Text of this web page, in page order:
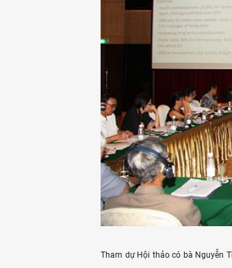
Tham dự Hội thảo có bà Nguyễn